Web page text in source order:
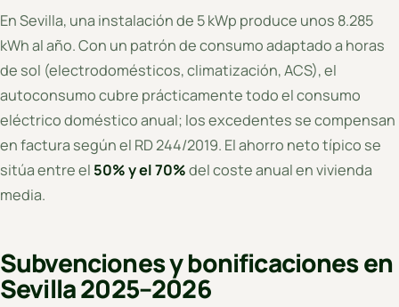
En Sevilla, una instalación de 5 kWp produce unos 8.285
kWh al año. Con un patrón de consumo adaptado a horas
de sol (electrodomésticos, climatización, ACS), el
autoconsumo cubre prácticamente todo el consumo
eléctrico doméstico anual; los excedentes se compensan
en factura según el RD 244/2019. El ahorro neto típico se
sitúa entre el 50% y el 70%del coste anual en vivienda
media.
Subvenciones y bonificaciones en
Sevilla 2025–2026